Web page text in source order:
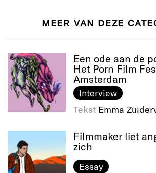
MEER VAN DEZE
Een ode aan de
Het Porn Film
Amsterdam
Interview
Tekst Emma
Filmmaker liet
zich
Essay